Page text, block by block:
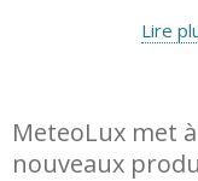
Lire
MeteoLux met
nouveaux